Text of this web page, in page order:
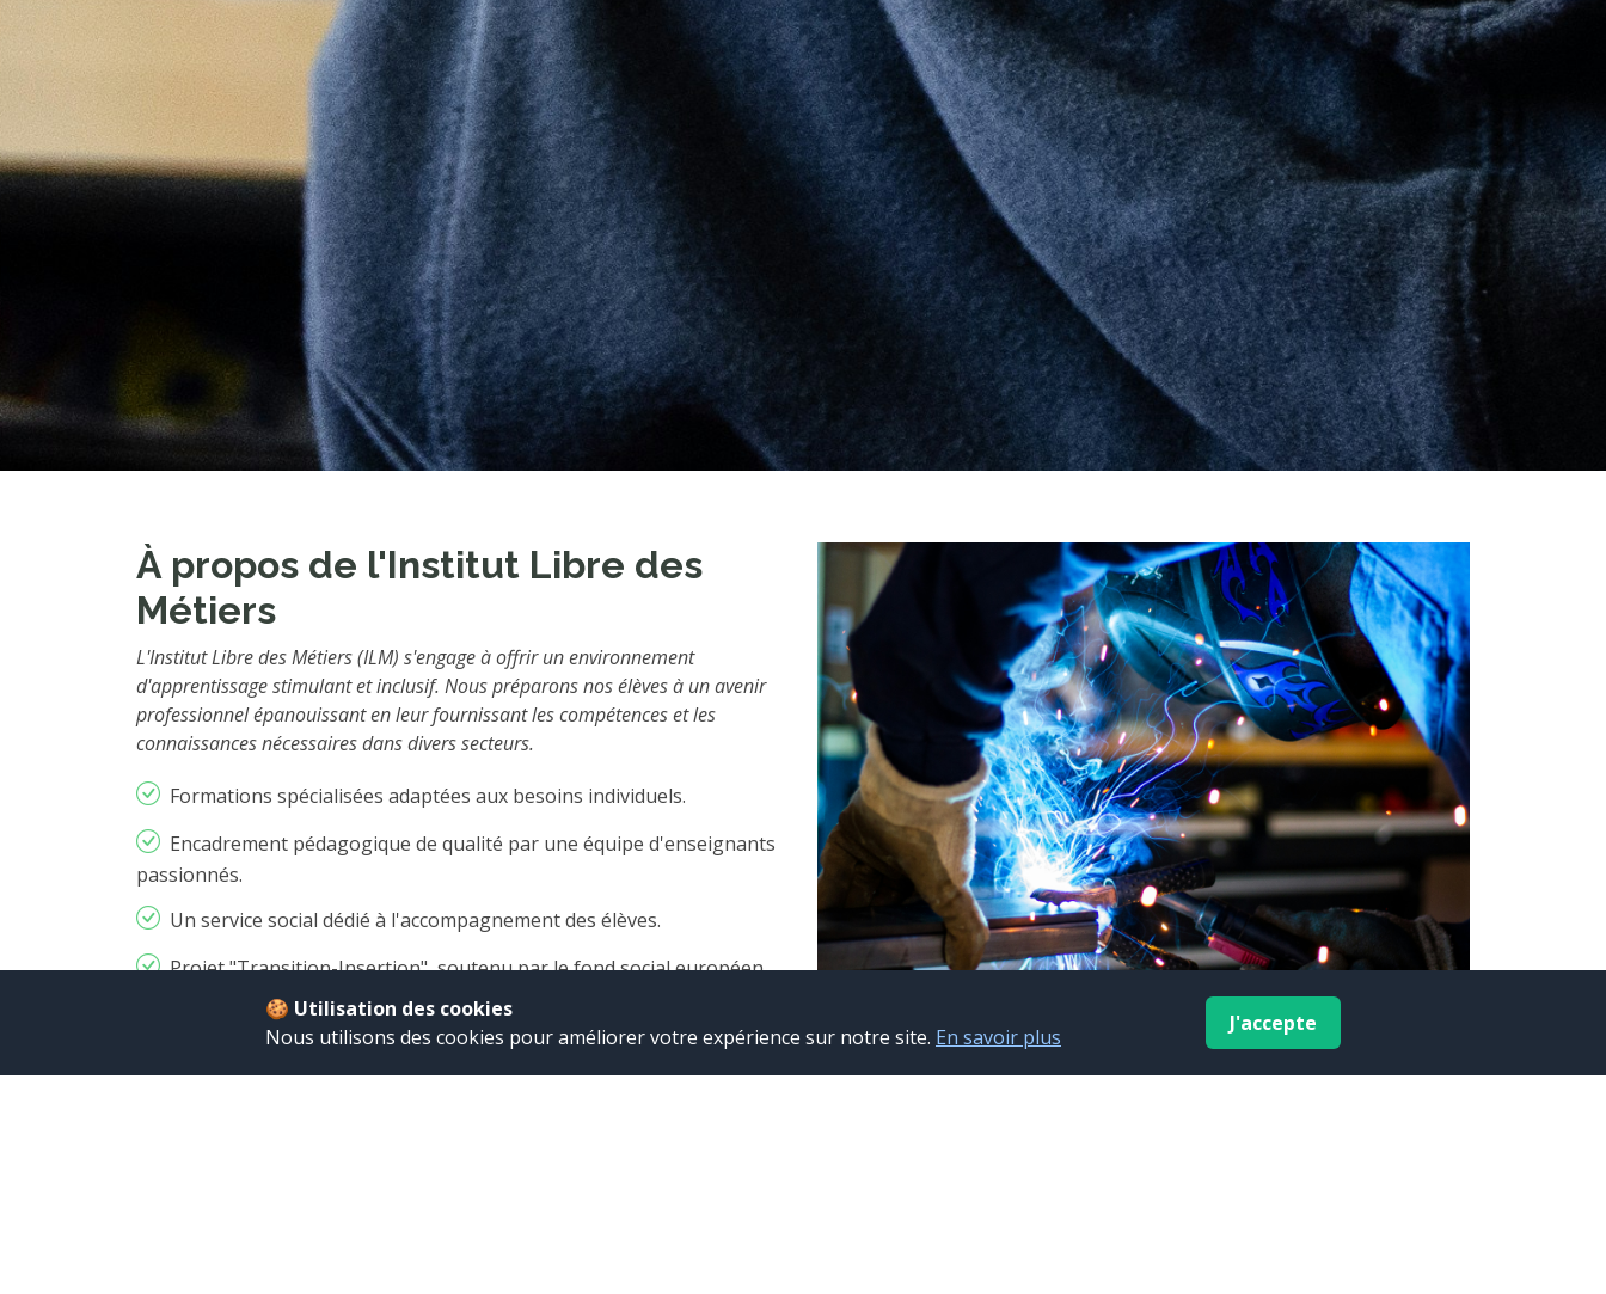
🍪 Utilisation des cookies
Nous utilisons des cookies pour améliorer votre expérience sur notre site. En savoir plus
J'accepte
À propos de l'Institut Libre des
Métiers
L'Institut Libre des Métiers (ILM) s'engage à offrir un environnement
d'apprentissage stimulant et inclusif. Nous préparons nos élèves à un avenir
professionnel épanouissant en leur fournissant les compétences et les
connaissances nécessaires dans divers secteurs.
Formations spécialisées adaptées aux besoins individuels.
Encadrement pédagogique de qualité par une équipe d'enseignants
passionnés.
Un service social dédié à l'accompagnement des élèves.
Projet "Transition-Insertion", soutenu par le fond social européen.
Stages en entreprise pour une immersion professionnelle.